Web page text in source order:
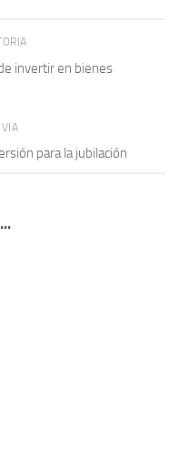
invertir en bienes
para la jubilación